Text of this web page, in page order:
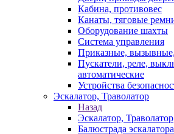
Кабина, противовес
Канаты, тяговые
Оборудование шахты
Система управления
Приказные,
Пускатели, реле,
автоматические
Устройства
Эскалатор, Траволатор
Назад
Эскалатор, Траволатор
Балюстрада эскалатора